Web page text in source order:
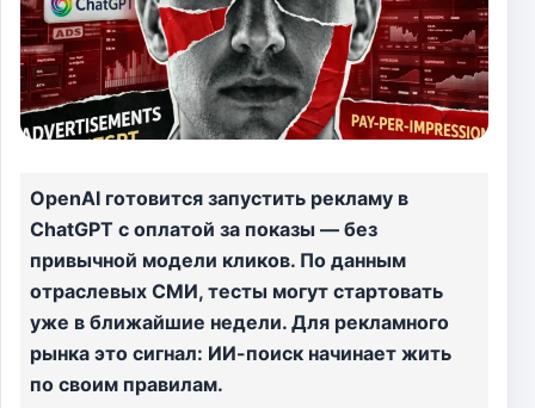
OpenAI готовится запустить рекламу в
ChatGPT с оплатой за показы — без
привычной модели кликов. По данным
отраслевых СМИ, тесты могут стартовать
уже в ближайшие недели. Для рекламного
рынка это сигнал: ИИ-поиск начинает жить
по своим правилам.